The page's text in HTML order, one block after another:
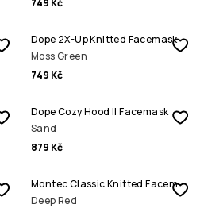
749 Kč
Dope 2X-Up Knitted Facemask
Moss Green
749 Kč
Dope Cozy Hood II Facemask
Sand
879 Kč
Montec Classic Knitted Facemask
Deep Red